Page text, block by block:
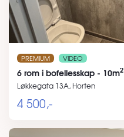
PREMIUM VIDEO
6 rom i bofellesskap - 10m2
Løkkegata 13A, Horten
4 500,-